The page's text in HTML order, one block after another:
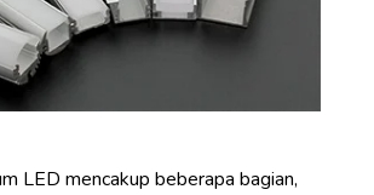
LED mencakup beberapa bagian,